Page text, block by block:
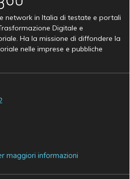
network in Italia di testate e portali
Digitale e
Ha la missione di diffondere la
nelle imprese e pubbliche
maggiori informazioni